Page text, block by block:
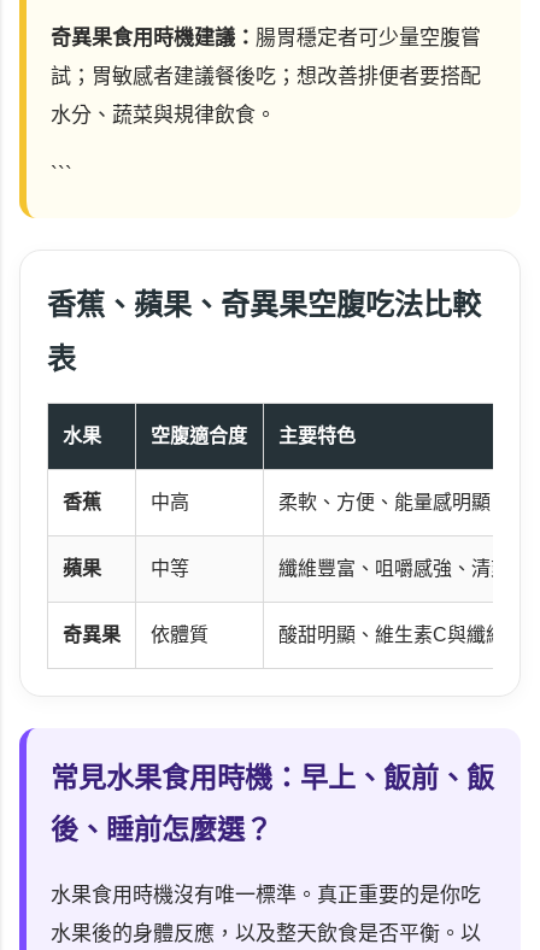
奇異果食用時機建議： 腸胃穩定者可少量空腹嘗
試；胃敏感者建議餐後吃；想改善排便者要搭配
水分、蔬菜與規律飲食。
```
香蕉、蘋果、奇異果空腹吃法比較
表
水果 空腹適合度 主要特色
香蕉 中高 柔軟、方便、能量感明顯
蘋果 中等 纖維豐富、咀嚼感強、清爽
奇異果 依體質 酸甜明顯、維生素C與纖維受
常見水果食用時機：早上、飯前、飯
後、睡前怎麼選？
水果食用時機沒有唯一標準。真正重要的是你吃
水果後的身體反應，以及整天飲食是否平衡。以